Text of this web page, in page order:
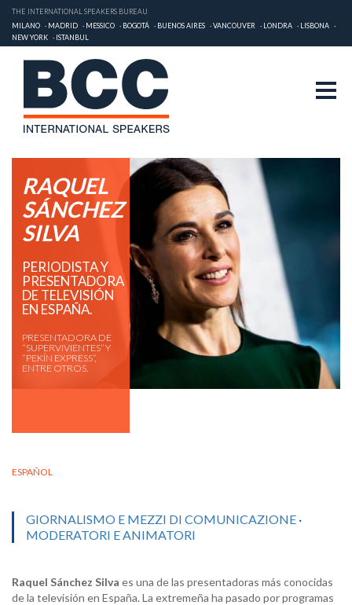
THE INTERNATIONAL SPEAKERS BUREAU
MILANO
MADRID MESSICO BOGOTÁ BUENOS AIRES VANCOUVER LONDRA
LISBONA
NEW YORK
ISTANBUL
RAQUEL
SÁNCHEZ
SILVA
PERIODISTA Y
PRESENTADORA
DE TELEVISIÓN
EN ESPAÑA.
PRESENTADORA DE
“SUPERVIVIENTES” Y
“PEKÍN EXPRESS”,
ENTRE OTROS.
ESPAÑOL
GIORNALISMO E MEZZI DI COMUNICAZIONE ·
MODERATORI E ANIMATORI
Raquel Sánchez Silva es una de las presentadoras más conocidas
de la televisión en España. La extremeña ha pasado por programas